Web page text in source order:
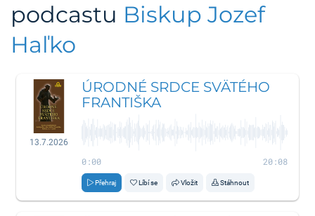
podcastu Biskup Jozef
Haľko
13.7.2026
ÚRODNÉ SRDCE SVÄTÉHO
FRANTIŠKA
0:00 20:08
Přehraj Líbí se Vložit Stáhnout